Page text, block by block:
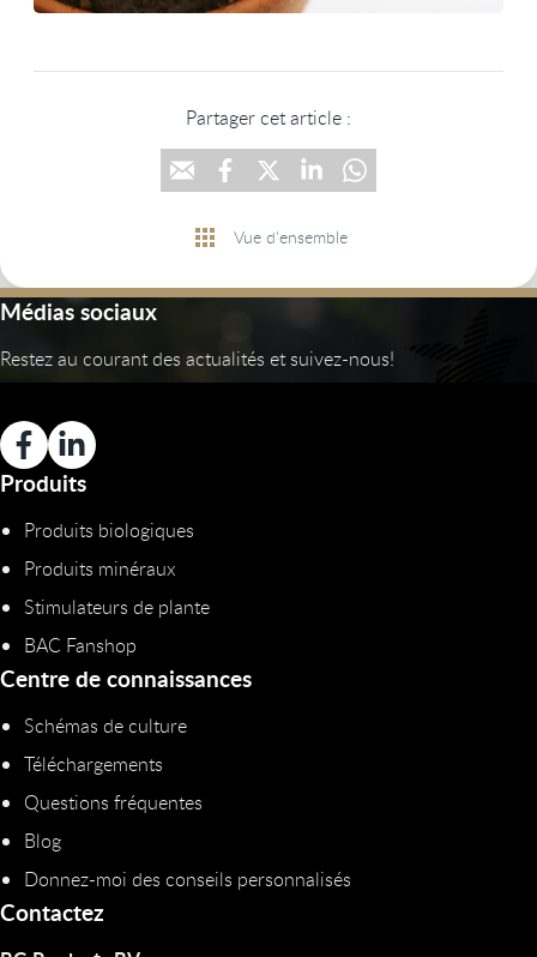
Partager cet article :
Vue d'ensemble
Médias sociaux
Restez au courant des actualités et suivez-nous!
Produits
Produits biologiques
Produits minéraux
Stimulateurs de plante
BAC Fanshop
Centre de connaissances
Schémas de culture
Téléchargements
Questions fréquentes
Blog
Donnez-moi des conseils personnalisés
Contactez